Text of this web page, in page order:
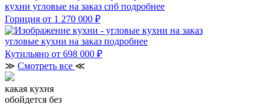
кухни угловые на заказ спб подробнее
Гориция от 1 270 000 ₽
угловые кухни на заказ подробнее
Кутильяно от 698 000 ₽
≫ Смотреть все ≪
какая кухня
обойдется без